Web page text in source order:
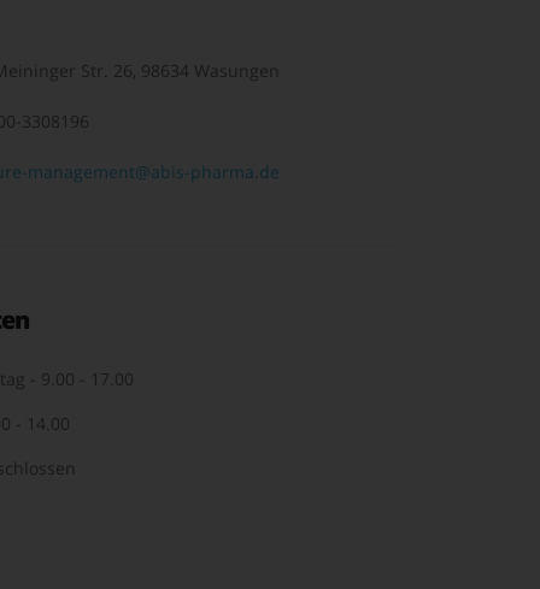
Str. 26, 98634 Wasungen
3308196
management@abis-pharma.de
- 9.00 - 17.00
- 14.00